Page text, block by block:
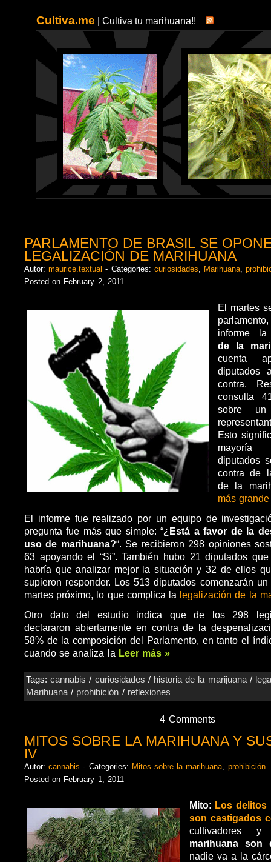
Cultiva.me | Cultiva tu marihuana!!
PARLAMENTO DE BRASIL SE
LEGALIZACIÓN DE MARIHUANA
Autor:maurice.textual - Categories: curiosidades Marihuana ,
Posted on February 2, 2011
El martes
informe
de la
cuenta
diputados
contra.
consulta
sobre
Esto
mayoría
diputados
contra de
de la
más
El informe fue realizado por un equipo de
pregunta fue más que simple: “¿Está a favor de la
uso de marihuana?“. Se recibieron 298 opiniones
63 apoyando el “Si”. También hubo 21 diputados
habría que analizar mejor la situación y 32 de ellos
supieron responder. Los 513 diputados comenzarán
martes próximo, lo que complica la legalización de la
Otro dato del estudio indica que de los 298
declararon abiertamente en contra de la
58% de la composición del Parlamento, en tanto el
cuando se analiza la Leer más »
Tags:cannabis / curiosidades / historia de la marijuana/
Marihuana / prohibición / reflexiones
4 Comments
MITOS SOBRE LA MARIHUANA Y
IV
Autor:cannabis - Categories: Mitos sobre la marihuana
prohibición
Posted on February 1, 2011
Mito: Los delitos
son castigados
cultivadores
marihuana son
nadie va a la